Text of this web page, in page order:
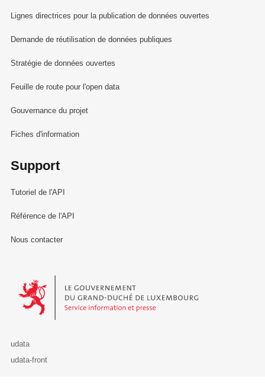
Lignes directrices pour la publication de données ouvertes
Demande de réutilisation de données publiques
Stratégie de données ouvertes
Feuille de route pour l'open data
Gouvernance du projet
Fiches d'information
Support
Tutoriel de l'API
Référence de l'API
Nous contacter
Le Gouvernement du Grand-Duché de Luxembourg - Service
udata
udata-front